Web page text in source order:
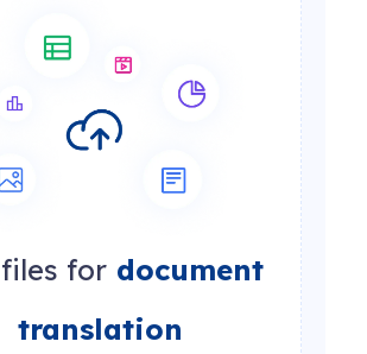
for document
translation